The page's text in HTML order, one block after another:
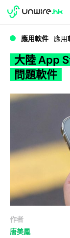
WWDC 2026
應用軟件 應用
大陸 App
問題軟件
作者
唐美鳳